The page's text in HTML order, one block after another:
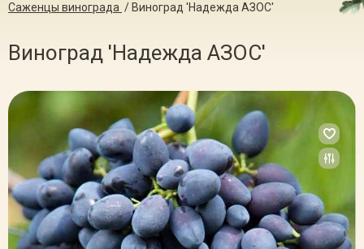
Саженцы винограда / Виноград 'Надежда АЗОС'
Виноград 'Надежда АЗОС'